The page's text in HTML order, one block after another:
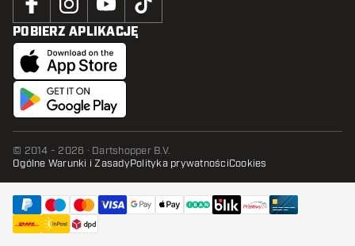
POBIERZ APLIKACJĘ
© 2014 - 2026 · Dartshopper B.V.
Ogólne Warunki i ZasadyPolityka prywatnościCookies